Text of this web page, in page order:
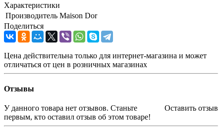
Характеристики
Производитель Maison Dor
Поделиться
Цена действительна только для интернет-магазина и может
отличаться от цен в розничных магазинах
Отзывы
Оставить отзыв
У данного товара нет отзывов. Станьте
первым, кто оставил отзыв об этом товаре!